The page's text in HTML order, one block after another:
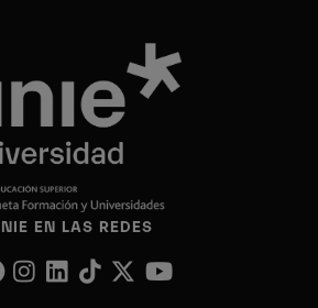
EN LAS REDES